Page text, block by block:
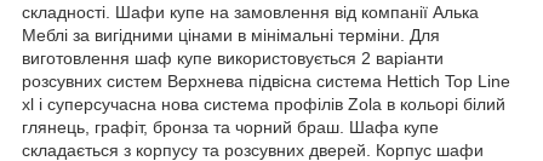
складності. Шафи купе на замовлення від компанії Алька
Меблі за вигідними цінами в мінімальні терміни. Для
виготовлення шаф купе використовується 2 варіанти
розсувних систем Верхнева підвісна система Hettich Top Line
xl і суперсучасна нова система профілів Zola в кольорі білий
глянець, графіт, бронза та чорний браш. Шафа купе
складається з корпусу та розсувних дверей. Корпус шафи